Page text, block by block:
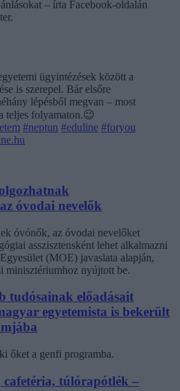
– írta Facebook-oldalán
ügyintézések között a
is szerepel. Bár elsőre
lépésből megvan – most
teljes folyamaton.😉
#neptun #eduline #foryou
óvodai nevelők
óvónők, az óvodai nevelőket
asszisztensként lehet alkalmazni
(MOE) javaslata alapján,
minisztériumhoz nyújtott be.
tudósainak előadásait
egyetemista is bekerült
őket a genfi programba.
túlórapótlék –